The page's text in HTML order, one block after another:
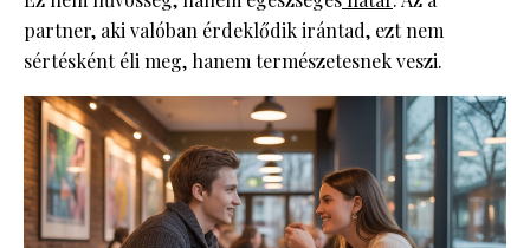
partner, aki valóban érdeklődik irántad, ezt nem
sértésként éli meg, hanem természetesnek veszi.